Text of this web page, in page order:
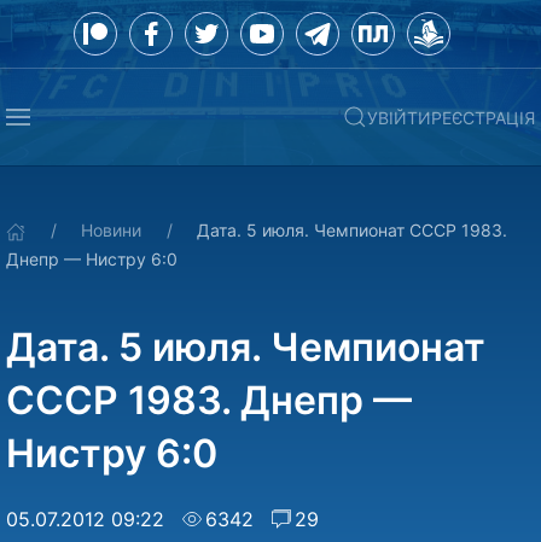
УВІЙТИРЕЄСТРАЦІЯ
Новини
Дата. 5 июля. Чемпионат СССР 1983.
Днепр — Нистру 6:0
Дата. 5 июля. Чемпионат
СССР 1983. Днепр —
Нистру 6:0
05.07.2012 09:22 6342 29